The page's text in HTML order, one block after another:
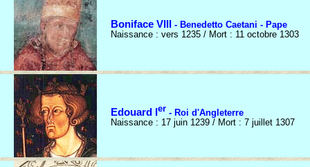
Boniface VIII - Benedetto Caetani - Pape
Naissance : vers 1235 / Mort : 11 octobre 1303
Edouard Ier - Roi d'Angleterre
Naissance : 17 juin 1239 / Mort : 7 juillet 1307